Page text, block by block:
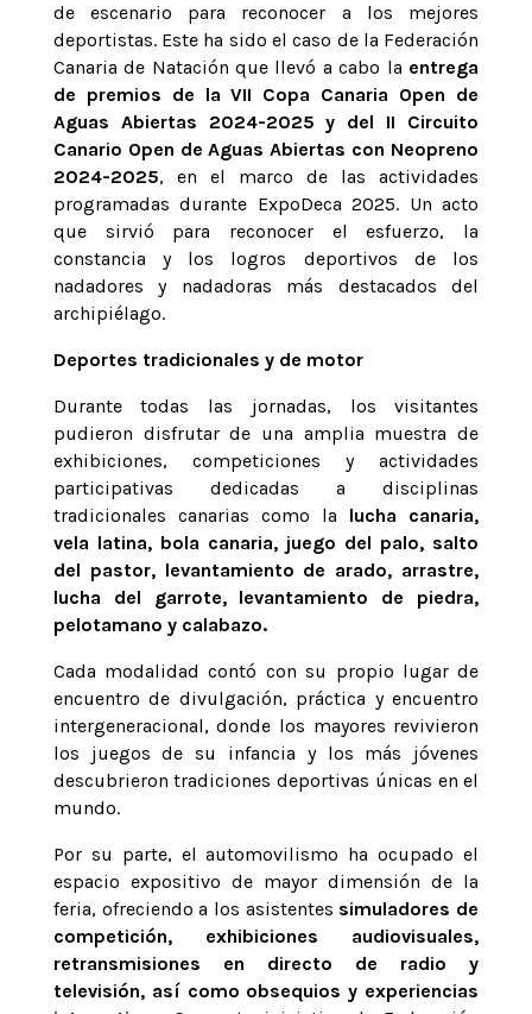
de escenario para reconocer a los mejores
deportistas. Este ha sido el caso de la Federación
Canaria de Natación que llevó a cabo la entrega
de premios de la VII Copa Canaria Open de
Aguas Abiertas 2024-2025 y del II Circuito
Canario Open de Aguas Abiertas con Neopreno
2024-2025, en el marco de las actividades
programadas durante ExpoDeca 2025. Un acto
que sirvió para reconocer el esfuerzo, la
constancia y los logros deportivos de los
nadadores y nadadoras más destacados del
archipiélago.
Deportes tradicionales y de motor
Durante todas las jornadas, los visitantes
pudieron disfrutar de una amplia muestra de
exhibiciones, competiciones y actividades
participativas dedicadas a disciplinas
tradicionales canarias como la lucha canaria,
vela latina, bola canaria, juego del palo, salto
del pastor, levantamiento de arado, arrastre,
lucha del garrote, levantamiento de piedra,
pelotamano y calabazo.
Cada modalidad contó con su propio lugar de
encuentro de divulgación, práctica y encuentro
intergeneracional, donde los mayores revivieron
los juegos de su infancia y los más jóvenes
descubrieron tradiciones deportivas únicas en el
mundo.
Por su parte, el automovilismo ha ocupado el
espacio expositivo de mayor dimensión de la
feria, ofreciendo a los asistentes simuladores de
competición, exhibiciones audiovisuales,
retransmisiones en directo de radio y
televisión, así como obsequios y experiencias